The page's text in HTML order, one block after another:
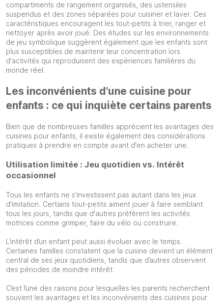
compartiments de rangement organisés, des ustensiles
suspendus et des zones séparées pour cuisiner et laver. Ces
caractéristiques encouragent les tout-petits à trier, ranger et
nettoyer après avoir joué. Des études sur les environnements
de jeu symbolique suggèrent également que les enfants sont
plus susceptibles de maintenir leur concentration lors
d'activités qui reproduisent des expériences familières du
monde réel.
Les inconvénients d'une cuisine pour
enfants : ce qui inquiète certains parents
Bien que de nombreuses familles apprécient les avantages des
cuisines pour enfants, il existe également des considérations
pratiques à prendre en compte avant d'en acheter une.
Utilisation limitée : Jeu quotidien vs. Intérêt
occasionnel
Tous les enfants ne s'investissent pas autant dans les jeux
d'imitation. Certains tout-petits aiment jouer à faire semblant
tous les jours, tandis que d'autres préfèrent les activités
motrices comme grimper, faire du vélo ou construire.
L’intérêt d’un enfant peut aussi évoluer avec le temps.
Certaines familles constatent que la cuisine devient un élément
central de ses jeux quotidiens, tandis que d’autres observent
des périodes de moindre intérêt.
C’est l’une des raisons pour lesquelles les parents recherchent
souvent les avantages et les inconvénients des cuisines pour